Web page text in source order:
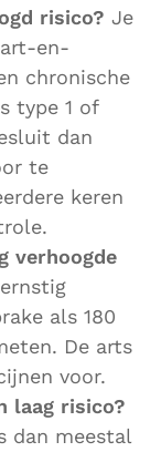
risico? Je
en-
chronische
type 1 of
dan
te
keren
verhoogde
als 180
De arts
voor.
laag risico?
dan meestal